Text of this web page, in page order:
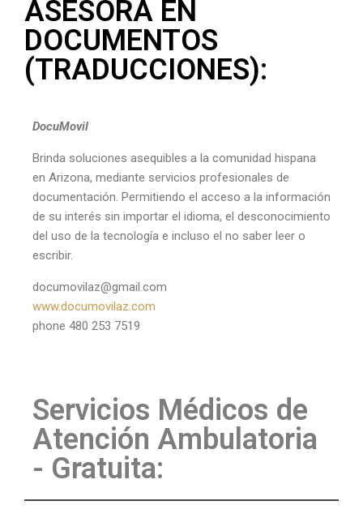
ASESORA EN
DOCUMENTOS
(TRADUCCIONES):
DocuMovil
Brinda soluciones asequibles a la comunidad hispana
en Arizona, mediante servicios profesionales de
documentación. Permitiendo el acceso a la información
de su interés sin importar el idioma, el desconocimiento
del uso de la tecnología e incluso el no saber leer o
escribir.
documovilaz@gmail.com
www.documovilaz.com
phone 480 253 7519
Servicios Médicos de
Atención Ambulatoria
- Gratuita: